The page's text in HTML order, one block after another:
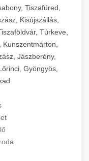
Tiszafüred,
Kisújszállás,
Túrkeve,
Jászberény,
Gyöngyös,